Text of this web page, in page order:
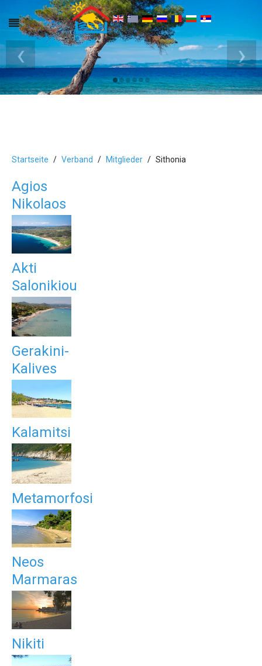
›
‹
Startseite Verband Mitglieder Sithonia
Agios
Nikolaos
Akti
Salonikiou
Gerakini-
Kalives
Kalamitsi
Metamorfosi
Neos
Marmaras
Nikiti